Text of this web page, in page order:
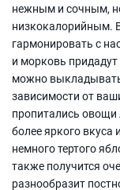
нежным и сочным,
низкокалорийным.
гармонировать с
и морковь
можно
зависимости от
пропитались
более яркого вкуса
немного тертого
также получится
разнообразит